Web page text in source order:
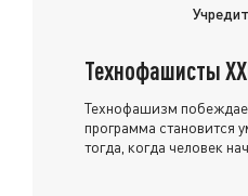
Технофашисты
Технофашизм
программа становится
тогда, когда человек